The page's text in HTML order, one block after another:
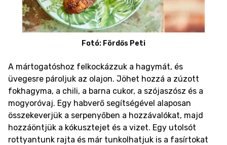
Fotó: Fördős Peti
A mártogatóshoz felkockázzuk a hagymát, és
üvegesre pároljuk az olajon. Jöhet hozzá a zúzott
fokhagyma, a chili, a barna cukor, a szójaszósz és a
mogyoróvaj. Egy habverő segítségével alaposan
összekeverjük a serpenyőben a hozzávalókat, majd
hozzáöntjük a kókusztejet és a vizet. Egy utolsót
rottyantunk rajta és már tunkolhatjuk is a fasírtokat